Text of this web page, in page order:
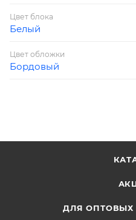
Цвет блока
Белый
Цвет обложки
Бордовый
ДЛЯ ОПТОВЫХ